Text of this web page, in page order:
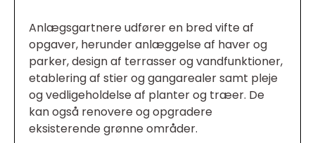
Anlægsgartnere udfører en bred vifte af
opgaver, herunder anlæggelse af haver og
parker, design af terrasser og vandfunktioner,
etablering af stier og gangarealer samt pleje
og vedligeholdelse af planter og træer. De
kan også renovere og opgradere
eksisterende grønne områder.